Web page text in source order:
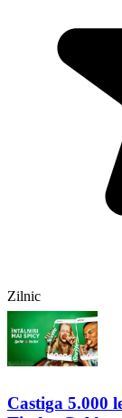
Zilnic
Castiga 5.000